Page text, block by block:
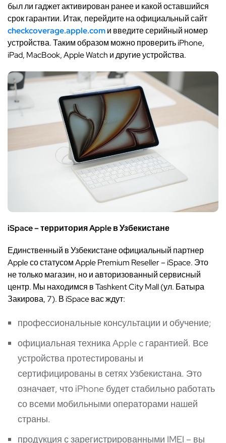
был ли гаджет активирован ранее и какой оставшийся
срок гарантии. Итак, перейдите на официальный сайт
checkcoverage.apple.comи введите серийный номер
устройства. Таким образом можно проверить iPhone,
iPad, MacBook, Apple Watch и другие устройства.
iSpace – территория Apple в Узбекистане
Единственный в Узбекистане официальный партнер
Apple со статусом Apple Premium Reseller – iSpace. Это
не только магазин, но и авторизованный сервисный
центр. Мы находимся в Tashkent City Mall (ул. Батыра
Закирова, 7). В iSpace вас ждут:
профессиональные консультации и обучение;
официальная техника Apple c гарантией. Все
устройства протестированы и
сертифицированы в сетях Узбекистана. Это
означает, что iPhone будет стабильно работать
со всеми мобильными операторами нашей
страны.
продукция с зарегистрированными IMEI – вы